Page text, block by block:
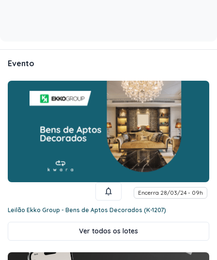
Evento
Encerra 28/03/24 - 09h
Leilão Ekko Group - Bens de Aptos Decorados (K-1207)
Ver todos os lotes